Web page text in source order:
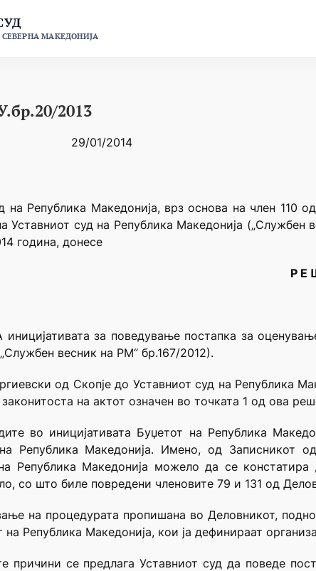
МАКЕДОНИЈА
2013
29/01/2014
на Република Македонија, врз основа на член 110
Уставниот суд на Република Македонија
година, донесе
Р Е
за поведување постапка за
весник на РМ“ бр.167/2012).
од Скопје до Уставниот суд на Република
на актот означен во точката 1 од ова
во иницијативата Буџетот на Република
Република Македонија. Имено, од Записникот
Република Македонија можело да се
со што биле повредени членовите 79 и 131 од
на процедурата пропишана во Деловникот,
на Република Македонија, кои ја дефинираат
причини се предлага Уставниот суд да поведе